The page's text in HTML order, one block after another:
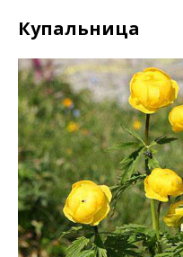
Купальница